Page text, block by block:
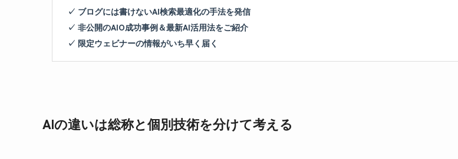
✓ ブログには書けないAI検索最適化の手法を発信
✓ 非公開のAIO成功事例＆最新AI活用法をご紹介
✓ 限定ウェビナーの情報がいち早く届く
AIの違いは総称と個別技術を分けて考える